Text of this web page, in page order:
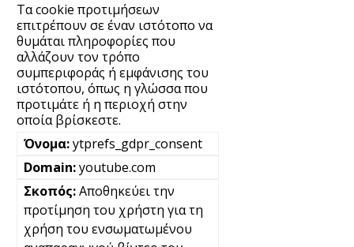
Τα cookie προτιμήσεων
επιτρέπουν σε έναν ιστότοπο να
θυμάται πληροφορίες που
αλλάζουν τον τρόπο
συμπεριφοράς ή εμφάνισης του
ιστότοπου, όπως η γλώσσα που
προτιμάτε ή η περιοχή στην
οποία βρίσκεστε.
ytprefs_gdpr_consent
youtube.com
Αποθηκεύει την
προτίμηση του χρήστη για τη
χρήση του ενσωματωμένου